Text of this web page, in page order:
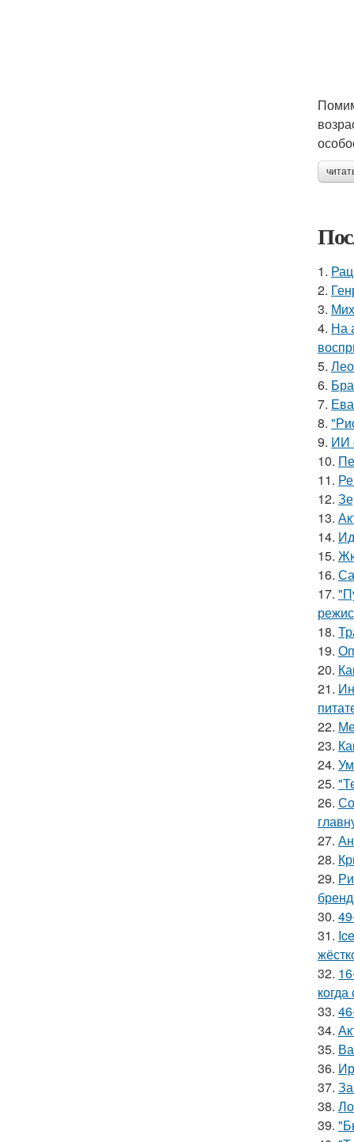
1.
2.
3.
4. На
5.
6.
7.
8.
9. ИИ
10.
11.
12.
13.
14.
15.
16.
17.
18.
19.
20.
21.
22.
23.
24.
25.
26.
27.
28.
29.
30.
31.
32.
33.
34.
35.
36.
37.
38.
39.